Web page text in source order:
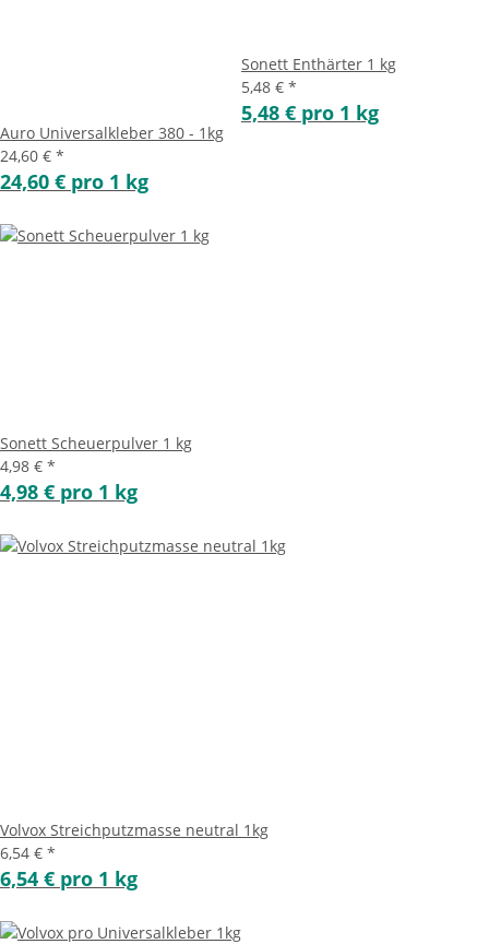
Auro Universalkleber 380 - 1kg
24,60 € *
24,60 € pro 1 kg
Sonett Enthärter 1 kg
5,48 € *
5,48 € pro 1 kg
Sonett Scheuerpulver 1 kg
4,98 € *
4,98 € pro 1 kg
Volvox Streichputzmasse neutral 1kg
6,54 € *
6,54 € pro 1 kg